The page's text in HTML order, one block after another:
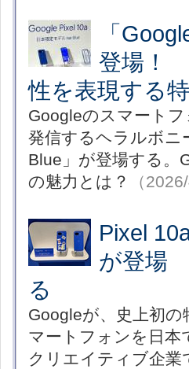
「
登場！
性を表現する
Googleのスマート
発信するヘラルボニ
Blue」が登場する。
の魅力とは？
（
Pixel
が登場
る
Googleが、史上初
マートフォンを日本
クリエイティブ企業